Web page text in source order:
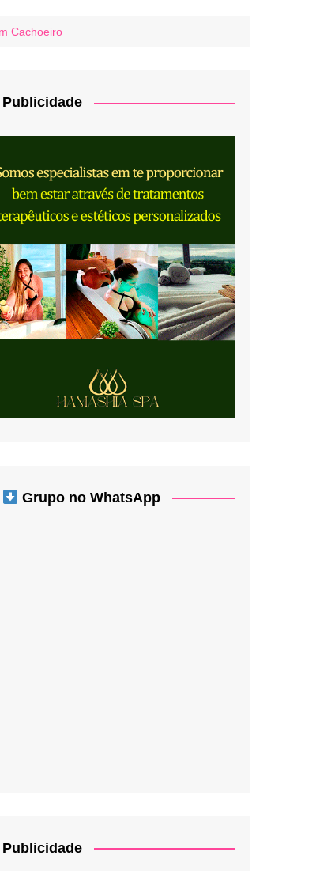
Cachoeiro
Publicidade
Grupo no WhatsApp
Publicidade